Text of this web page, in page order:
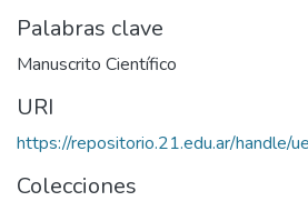
Palabras clave
Manuscrito Científico
URI
https://repositorio.21.edu.ar/handle/
Colecciones